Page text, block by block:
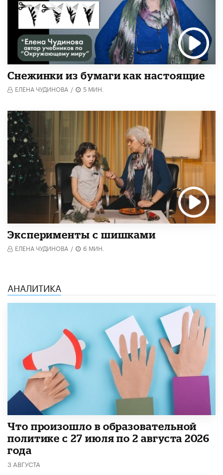
Снежинки из бумаги как настоящие
ЕЛЕНА ЧУДИНОВА / 5 МИН.
Эксперименты с шишками
ЕЛЕНА ЧУДИНОВА / 6 МИН.
АНАЛИТИКА
​Что произошло в образовательной
политике с 27 июля по 2 августа 2026
года
3 АВГУСТА